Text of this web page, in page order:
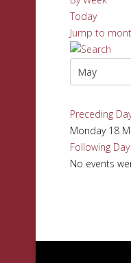
Today
Jump to
Preceding
Monday 18
Following Day
No events